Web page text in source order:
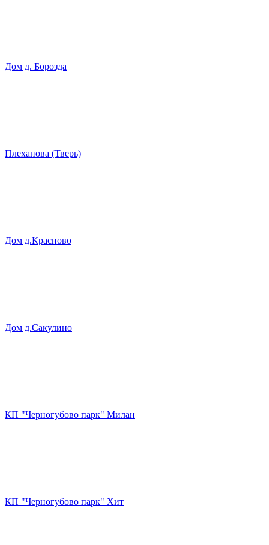
Дом д. Борозда
Плеханова (Тверь)
Дом д.Красново
Дом д.Сакулино
КП "Черногубово парк" Милан
КП "Черногубово парк" Хит